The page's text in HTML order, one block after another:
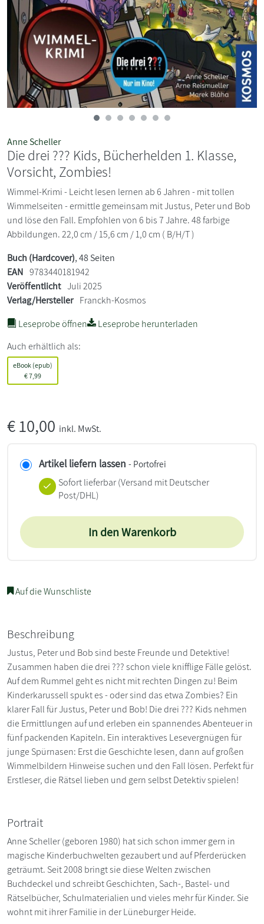
Anne Scheller
Die drei ??? Kids, Bücherhelden 1. Klasse,
Vorsicht, Zombies!
Wimmel-Krimi - Leicht lesen lernen ab 6 Jahren - mit tollen
Wimmelseiten - ermittle gemeinsam mit Justus, Peter und Bob
und löse den Fall. Empfohlen von 6 bis 7 Jahre. 48 farbige
Abbildungen. 22,0 cm / 15,6 cm / 1,0 cm ( B/H/T )
Buch (Hardcover), 48 Seiten
EAN 9783440181942
Veröffentlicht Juli 2025
Verlag/Hersteller Franckh-Kosmos
Leseprobe öffnen
Leseprobe herunterladen
Auch erhältlich als:
eBook (epub)
€7,99
€10,00 inkl. MwSt.
Artikel liefern lassen - Portofrei
Sofort lieferbar(Versand mit Deutscher
Post/DHL)
In den Warenkorb
Auf die Wunschliste
Beschreibung
Justus, Peter und Bob sind beste Freunde und Detektive!
Zusammen haben die drei ??? schon viele knifflige Fälle gelöst.
Auf dem Rummel geht es nicht mit rechten Dingen zu! Beim
Kinderkarussell spukt es - oder sind das etwa Zombies? Ein
klarer Fall für Justus, Peter und Bob! Die drei ??? Kids nehmen
die Ermittlungen auf und erleben ein spannendes Abenteuer in
fünf packenden Kapiteln. Ein interaktives Lesevergnügen für
junge Spürnasen: Erst die Geschichte lesen, dann auf großen
Wimmelbildern Hinweise suchen und den Fall lösen. Perfekt für
Erstleser, die Rätsel lieben und gern selbst Detektiv spielen!
Portrait
Anne Scheller (geboren 1980) hat sich schon immer gern in
magische Kinderbuchwelten gezaubert und auf Pferderücken
geträumt. Seit 2008 bringt sie diese Welten zwischen
Buchdeckel und schreibt Geschichten, Sach-, Bastel- und
Rätselbücher, Schulmaterialien und vieles mehr für Kinder. Sie
wohnt mit ihrer Familie in der Lüneburger Heide.